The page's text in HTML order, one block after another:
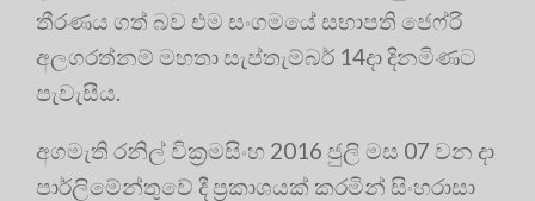
තීරණය ගත් බව එම සංගමයේ සභාපති ජෙෆ්රි
අලගරත්නම් මහතා සැප්තැම්බර් 14දා දිනමිණට
පැවැසීය.
අගමැති රනිල් වික්‍රමසිංහ 2016 ජුලි මස 07 වන දා
පාර්ලිමේන්තුවේ දී ප්‍රකාශයක් කරමින් සිංහරාසා